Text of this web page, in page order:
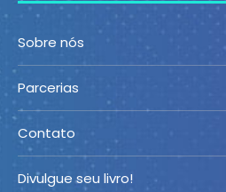
Sobre nós
Parcerias
Contato
Divulgue seu livro!